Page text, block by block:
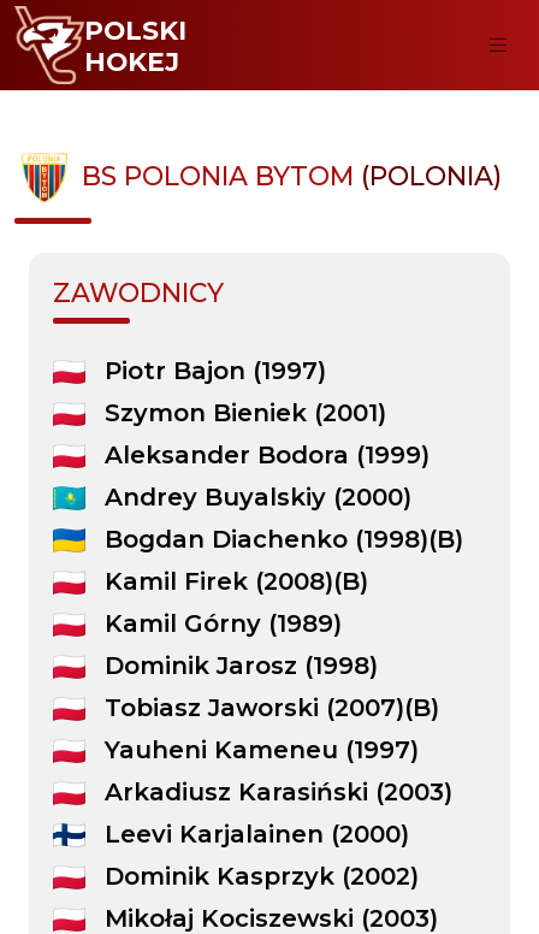
POLSKI
HOKEJ
BS POLONIA BYTOM (POLONIA)
ZAWODNICY
Piotr Bajon (1997)
Szymon Bieniek (2001)
Aleksander Bodora (1999)
Andrey Buyalskiy (2000)
Bogdan Diachenko (1998)(B)
Kamil Firek (2008)(B)
Kamil Górny (1989)
Dominik Jarosz (1998)
Tobiasz Jaworski (2007)(B)
Yauheni Kameneu (1997)
Arkadiusz Karasiński (2003)
Leevi Karjalainen (2000)
Dominik Kasprzyk (2002)
Mikołaj Kociszewski (2003)